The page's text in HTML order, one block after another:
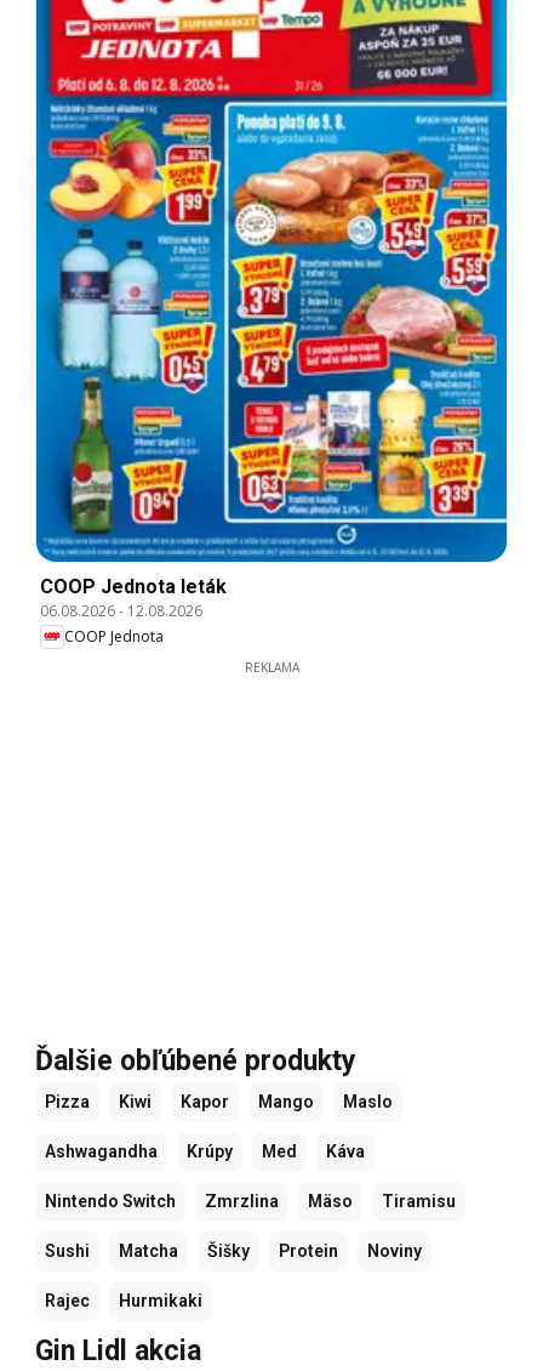
COOP Jednota leták
06.08.2026- 12.08.2026
COOP Jednota
REKLAMA
Ďalšie obľúbené produkty
Pizza Kiwi Kapor Mango Maslo
Ashwagandha Krúpy Med Káva
Nintendo Switch Zmrzlina Mäso Tiramisu
Sushi Matcha Šišky Protein Noviny
Rajec Hurmikaki
Gin Lidl akcia